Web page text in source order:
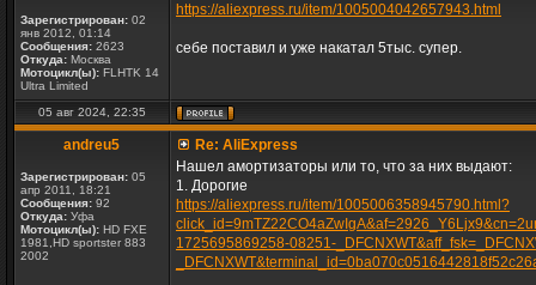
Зарегистрирован: 02
янв 2012, 01:14
Сообщения: 2623
Откуда: Москва
Мотоцикл(ы): FLHTK 14
Ultra Limited
https://aliexpress.ru/item/1005004042657943.html
себе поставил и уже накатал 5тыс. супер.
05 авг 2024, 22:35
andreu5
Зарегистрирован: 05
апр 2011, 18:21
Сообщения: 92
Откуда: Уфа
Мотоцикл(ы): HD FXE
1981,HD sportster 883
2002
Re: AliExpress
Нашел амортизаторы или то, что за них выдают:
1. Дорогие
https://aliexpress.ru/item/1005006358945790.html?
1725695869258-08251-